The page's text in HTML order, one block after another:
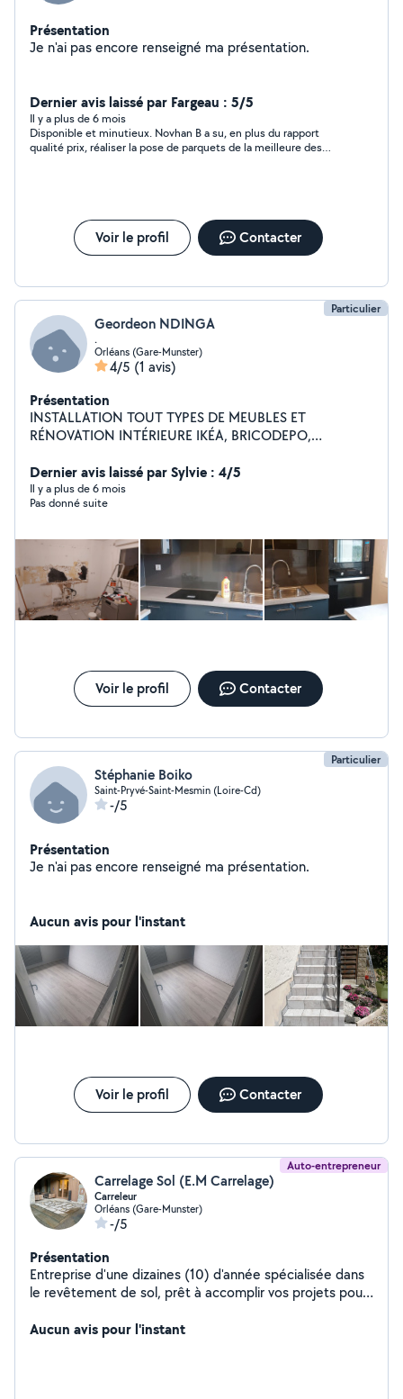
Présentation
Je n'ai pas encore renseigné ma présentation.
Dernier avis laissé par Fargeau : 5/5
Il y a plus de 6 mois
Disponible et minutieux. Novhan B a su, en plus du rapport
qualité prix, réaliser la pose de parquets de la meilleure des
Voir le profil Contacter
Particulier
Geordeon NDINGA
.
Orléans (Gare-Munster)
4/5 (1 avis)
Présentation
INSTALLATION TOUT TYPES DE MEUBLES ET
RÉNOVATION INTÉRIEURE IKÉA, BRICODEPO,
enseignes Montage et Installation de Cuisines équipées
toutes marques et le montage de tous types de
meubles Je suis à votre service pour tout travaux de
bain, Peinture, papier peint, Découpe et pose de plan
de travail Montage de meuble divers et dressing,
Installation de l'évier, plaque de cuisson, hotte, four
encastrable Raccordement et installation de
l'électroménager Raccordement évier Pose fileurs,
travailleur, je suis à votre disposition pour tout
renseignement complémentaire et où, élaboration de
devis. N'hésitez pas à me contacter.
Dernier avis laissé par Sylvie : 4/5
Il y a plus de 6 mois
Pas donné suite
Voir le profil Contacter
Particulier
Stéphanie Boiko
Saint-Pryvé-Saint-Mesmin (Loire-Cd)
-/5
Présentation
Je n'ai pas encore renseigné ma présentation.
Aucun avis pour l'instant
Voir le profil Contacter
Auto-entrepreneur
Carrelage Sol (E.M Carrelage)
Carreleur
Orléans (Gare-Munster)
-/5
Présentation
Entreprise d'une dizaines (10) d'année spécialisée dans
le revêtement de sol, prêt à accomplir vos projets pour
Aucun avis pour l'instant